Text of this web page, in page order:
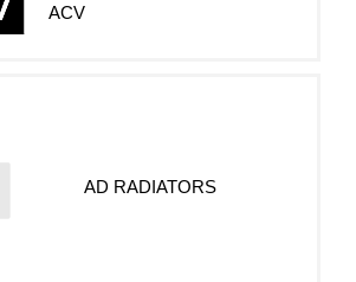
ACV
AD RADIATORS